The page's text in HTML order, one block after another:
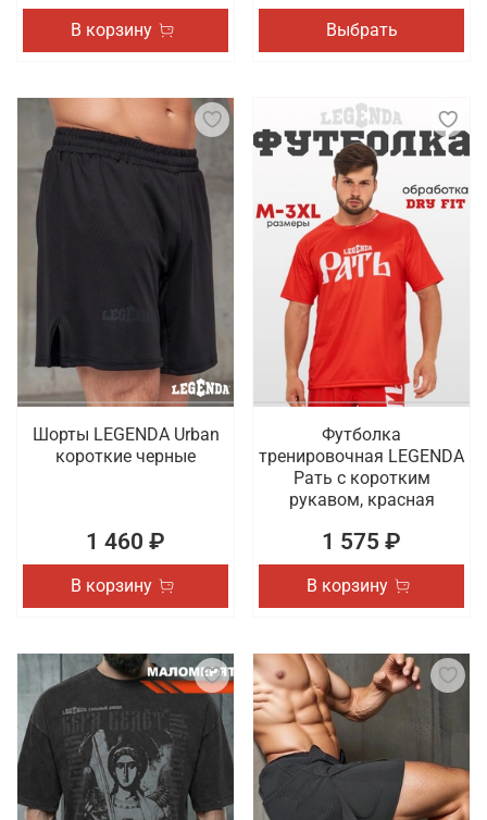
В корзину Выбрать
Шорты LEGENDA Urban
короткие черные
1 460 ₽
В корзину
Футболка
тренировочная LEGENDA
Рать с коротким
рукавом, красная
1 575 ₽
В корзину